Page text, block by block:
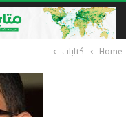
Home كتابات